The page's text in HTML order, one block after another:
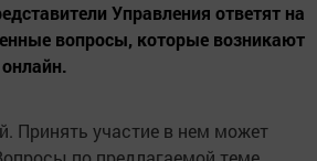
Управления ответят на
вопросы, которые возникают
Принять участие в нем может